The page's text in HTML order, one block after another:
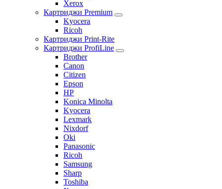
Xerox
Картриджи Premium
Kyocera
Ricoh
Картриджи Print-Rite
Картриджи ProfiLine
Brother
Canon
Citizen
Epson
HP
Konica Minolta
Kyocera
Lexmark
Nixdorf
Oki
Panasonic
Ricoh
Samsung
Sharp
Toshiba